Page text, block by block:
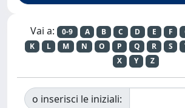
Vai a: 0-9 A B C D E F
K
L M N O P Q R S
X
Y Z
o inserisci le iniziali: